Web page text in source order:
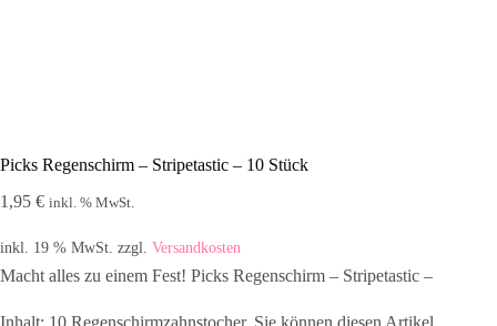
Picks Regenschirm – Stripetastic – 10 Stück
1,95 € inkl. % MwSt.
inkl. 19 % MwSt. zzgl. Versandkosten
Macht alles zu einem Fest! Picks Regenschirm – Stripetastic –
Inhalt: 10 Regenschirmzahnstocher. Sie können diesen Artikel